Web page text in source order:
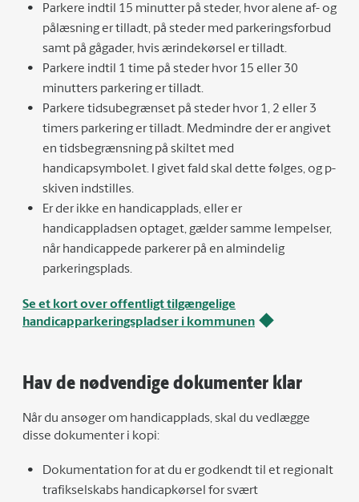
Parkere indtil 15 minutter på steder, hvor alene af- og
pålæsning er tilladt, på steder med parkeringsforbud
samt på gågader, hvis ærindekørsel er tilladt.
Parkere indtil 1 time på steder hvor 15 eller 30
minutters parkering er tilladt.
Parkere tidsubegrænset på steder hvor 1, 2 eller 3
timers parkering er tilladt. Medmindre der er angivet
en tidsbegrænsning på skiltet med
handicapsymbolet. I givet fald skal dette følges, og p-
skiven indstilles.
Er der ikke en handicapplads, eller er
handicappladsen optaget, gælder samme lempelser,
når handicappede parkerer på en almindelig
parkeringsplads.
Se et kort over offentligt tilgængelige
handicapparkeringspladser i kommunen
Hav de nødvendige dokumenter klar
Når du ansøger om handicapplads, skal du vedlægge
disse dokumenter i kopi:
Dokumentation for at du er godkendt til et regionalt
trafikselskabs handicapkørsel for svært